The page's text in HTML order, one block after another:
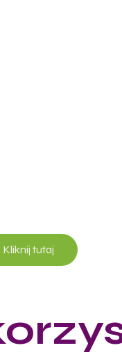
Kliknij tutaj